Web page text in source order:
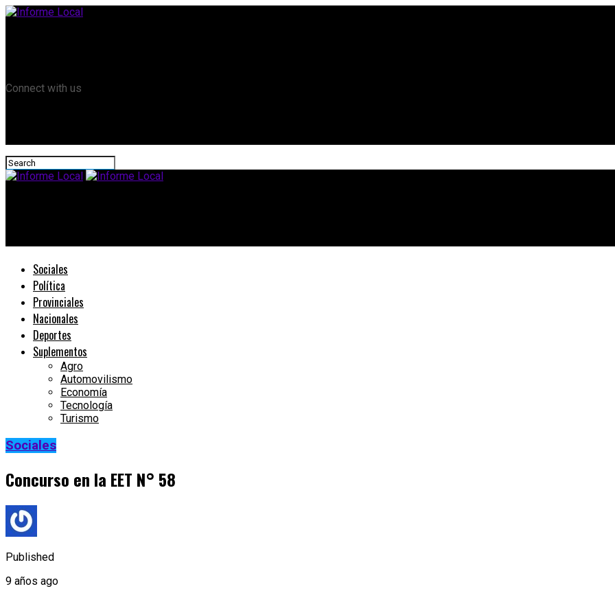
Connect with us
Sociales
Política
Provinciales
Nacionales
Deportes
Suplementos
Agro
Automovilismo
Economía
Tecnología
Turismo
Sociales
Concurso en la EET N° 58
Published
9 años ago